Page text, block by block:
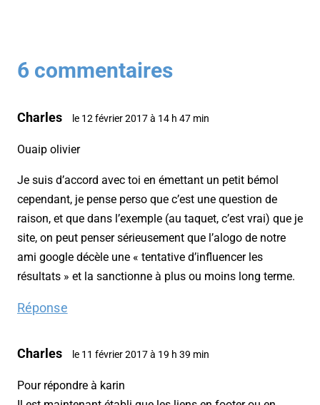
6 commentaires
Charles le 12 février 2017 à 14 h 47 min
Ouaip olivier
Je suis d’accord avec toi en émettant un petit bémol
cependant, je pense perso que c’est une question de
raison, et que dans l’exemple (au taquet, c’est vrai) que je
site, on peut penser sérieusement que l’alogo de notre
ami google décèle une « tentative d’influencer les
résultats » et la sanctionne à plus ou moins long terme.
Réponse
Charles le 11 février 2017 à 19 h 39 min
Pour répondre à karin